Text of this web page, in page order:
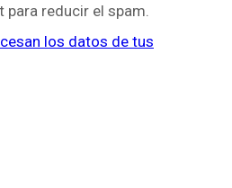
reducir el spam.
los datos de tus